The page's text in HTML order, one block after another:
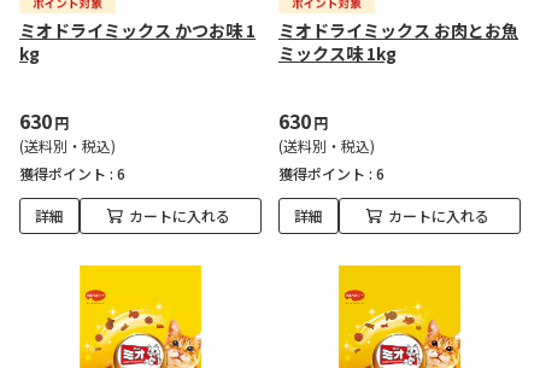
ミオドライミックス かつお味 1
kg
630円
(送料別・税込)
獲得ポイント : 6
詳細 カートに入れる
ミオドライミックス お肉とお魚
ミックス味 1kg
630円
(送料別・税込)
獲得ポイント : 6
詳細 カートに入れる